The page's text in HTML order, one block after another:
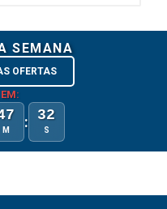
SEMANA
OFERTAS
M : 32
S